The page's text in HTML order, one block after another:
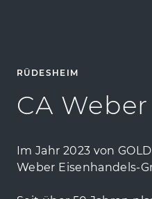
RÜDESHEIM
CA Weber
Im Jahr 2023 von
Weber Eisenhandels-